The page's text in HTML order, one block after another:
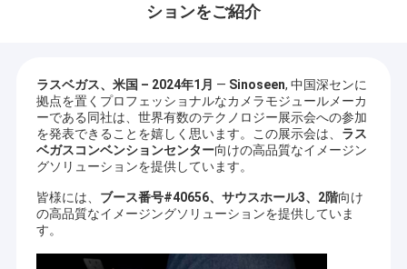
ションをご紹介
ラスベガス、米国 – 2024年1月 — Sinoseen, 中国深センに
拠点を置くプロフェッショナルなカメラモジュールメーカ
ーである同社は、世界有数のテクノロジー展示会への参加
を発表できることを嬉しく思います。この展示会は、 ラス
ベガスコンベンションセンター向けの高品質なイメージン
グソリューションを提供しています。
皆様には、 ブース番号#40656、サウスホール3、2階向け
の高品質なイメージングソリューションを提供していま
す。